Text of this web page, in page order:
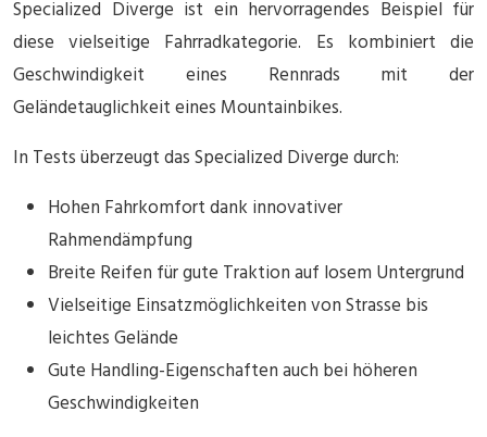
Specialized Diverge ist ein hervorragendes Beispiel für
diese vielseitige Fahrradkategorie. Es kombiniert die
Geschwindigkeit eines Rennrads mit der
Geländetauglichkeit eines Mountainbikes.
In Tests überzeugt das Specialized Diverge durch:
Hohen Fahrkomfort dank innovativer
Rahmendämpfung
Breite Reifen für gute Traktion auf losem Untergrund
Vielseitige Einsatzmöglichkeiten von Strasse bis
leichtes Gelände
Gute Handling-Eigenschaften auch bei höheren
Geschwindigkeiten